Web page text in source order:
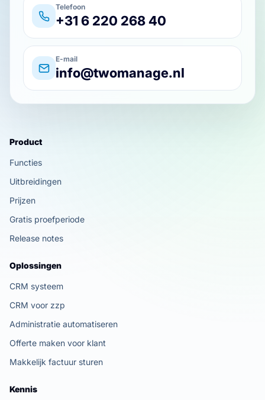
Telefoon
+31 6 220 268 40
E-mail
info@twomanage.nl
Product
Functies
Uitbreidingen
Prijzen
Gratis proefperiode
Release notes
Oplossingen
CRM systeem
CRM voor zzp
Administratie automatiseren
Offerte maken voor klant
Makkelijk factuur sturen
Kennis